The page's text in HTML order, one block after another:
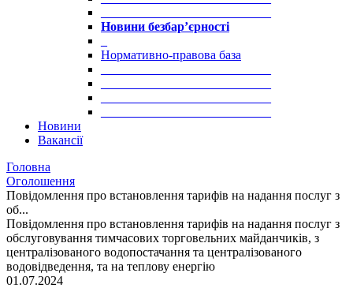
Новини безбар’єрності
Нормативно-правова база
Новини
Вакансії
Головна
Оголошення
Повідомлення про встановлення тарифів на надання послуг з
об...
Повідомлення про встановлення тарифів на надання послуг з
обслуговування тимчасових торговельних майданчиків, з
централізованого водопостачання та централізованого
водовідведення, та на теплову енергію
01.07.2024